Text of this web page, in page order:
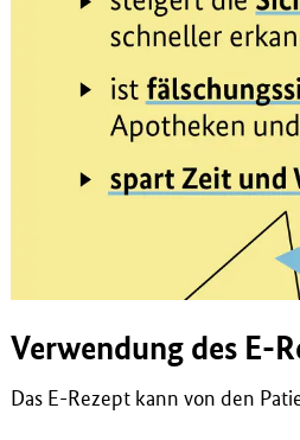
Verwendung des E-
Das E-Rezept kann von den